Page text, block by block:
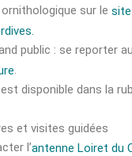
sur le
public : se reporter au
.
disponible dans la
et visites guidées
l’antenne Loiret du